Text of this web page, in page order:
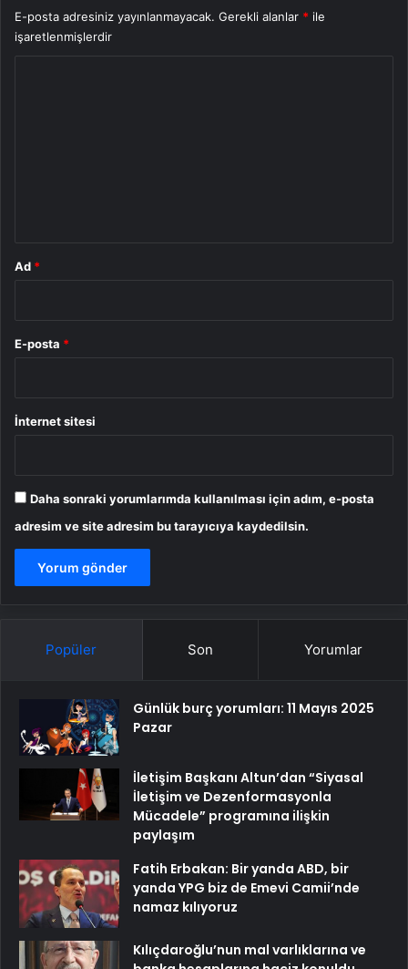
E-posta adresiniz yayınlanmayacak. Gerekli alanlar * ile
işaretlenmişlerdir
Ad *
E-posta *
İnternet sitesi
Daha sonraki yorumlarımda kullanılması için adım, e-posta
adresim ve site adresim bu tarayıcıya kaydedilsin.
Popüler Son Yorumlar
Günlük burç yorumları: 11 Mayıs 2025
Pazar
İletişim Başkanı Altun’dan “Siyasal
İletişim ve Dezenformasyonla
Mücadele” programına ilişkin
paylaşım
Fatih Erbakan: Bir yanda ABD, bir
yanda YPG biz de Emevi Camii’nde
namaz kılıyoruz
Kılıçdaroğlu’nun mal varlıklarına ve